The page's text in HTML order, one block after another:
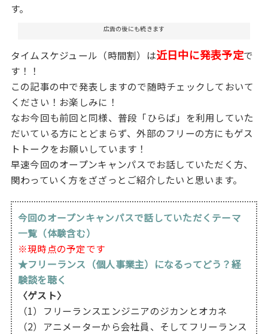
す。
広告の後にも続きます
タイムスケジュール（時間割）は近日中に発表予定で
す！！
この記事の中で発表しますので随時チェックしておいて
ください！お楽しみに！
なお今回も前回と同様、普段「ひらば」を利用していた
だいている方にとどまらず、外部のフリーの方にもゲス
トトークをお願いしています！
早速今回のオープンキャンパスでお話していただく方、
関わっていく方をざざっとご紹介したいと思います。
今回のオープンキャンパスで話していただくテーマ
一覧（体験含む）
※現時点の予定です
★フリーランス（個人事業主）になるってどう？経
験談を聴く
〈ゲスト〉
（1）フリーランスエンジニアのジカンとオカネ
（2）アニメーターから会社員、そしてフリーランス